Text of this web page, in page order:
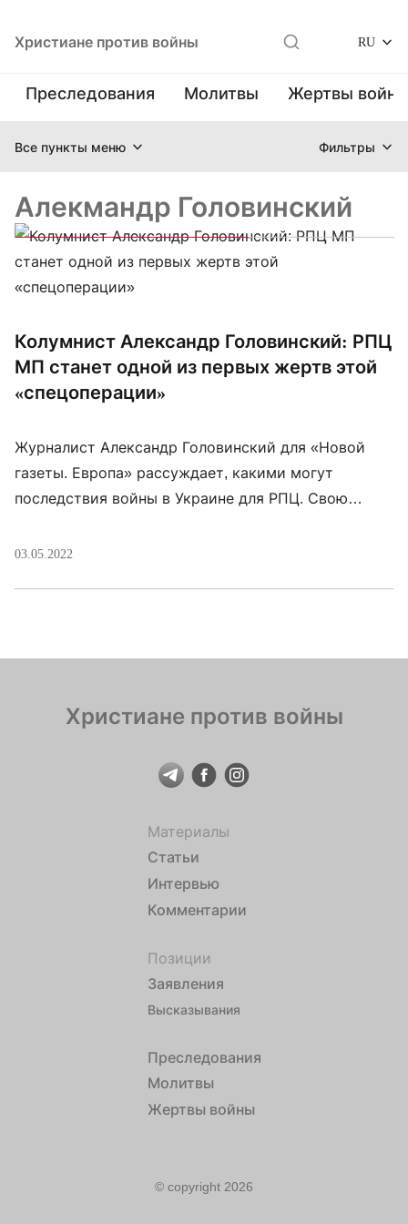
Христиане против войны RU
Преследования Молитвы Жертвы
Все пункты меню Фильтры
Алекмандр Головинский
Колумнист Александр Головинский: РПЦ
МП станет одной из первых жертв этой
«спецоперации»
Журналист Александр Головинский для «Новой
газеты. Европа» рассуждает, какими могут
последствия войны в Украине для РПЦ. Свою
которые выходили и выходят к храмам в России с
03.05.2022
Христиане против войны
Материалы
Статьи
Интервью
Комментарии
Позиции
Заявления
Высказывания
Преследования
Молитвы
Жертвы войны
© copyright 2026